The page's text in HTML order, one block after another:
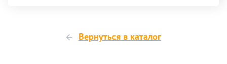
Вернуться в каталог